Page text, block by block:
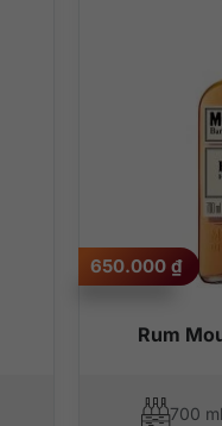
Rum
650.000 ₫
700 ml